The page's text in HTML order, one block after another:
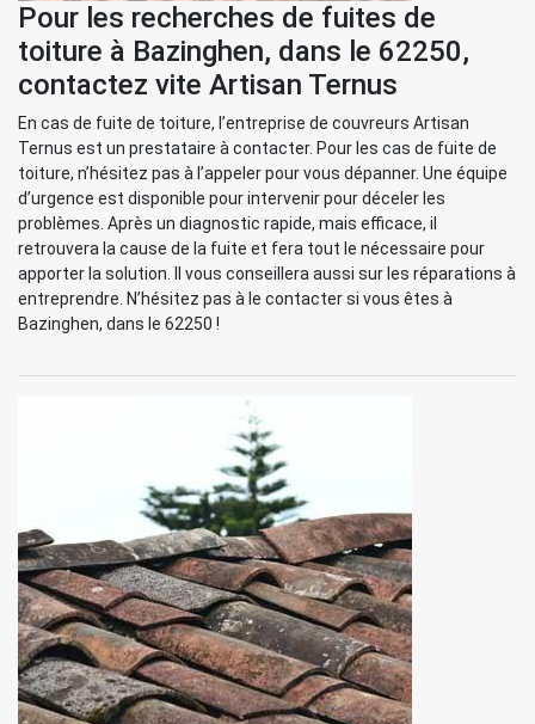
Pour les recherches de fuites de
toiture à Bazinghen, dans le 62250,
contactez vite Artisan Ternus
En cas de fuite de toiture, l’entreprise de couvreurs Artisan
Ternus est un prestataire à contacter. Pour les cas de fuite de
toiture, n’hésitez pas à l’appeler pour vous dépanner. Une équipe
d’urgence est disponible pour intervenir pour déceler les
problèmes. Après un diagnostic rapide, mais efficace, il
retrouvera la cause de la fuite et fera tout le nécessaire pour
apporter la solution. Il vous conseillera aussi sur les réparations à
entreprendre. N’hésitez pas à le contacter si vous êtes à
Bazinghen, dans le 62250 !